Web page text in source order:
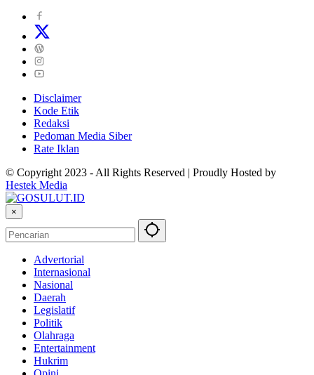
Disclaimer
Kode Etik
Redaksi
Pedoman Media Siber
Rate Iklan
© Copyright 2023 - All Rights Reserved | Proudly Hosted by
Hestek Media
×
Advertorial
Internasional
Nasional
Daerah
Legislatif
Politik
Olahraga
Entertainment
Hukrim